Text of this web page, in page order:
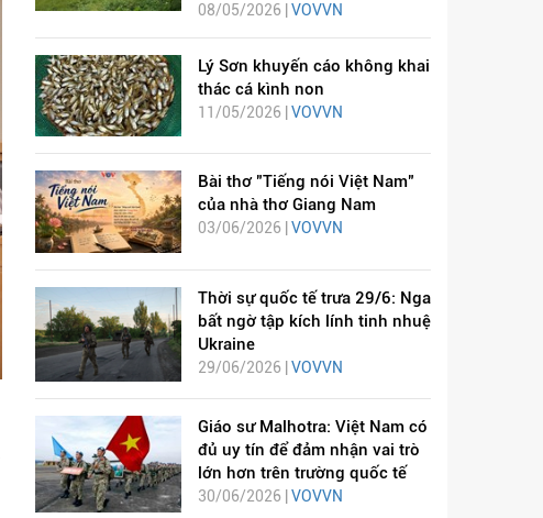
08/05/2026 | VOVVN
Lý Sơn khuyến cáo không khai
thác cá kình non
11/05/2026 | VOVVN
Bài thơ "Tiếng nói Việt Nam"
của nhà thơ Giang Nam
03/06/2026 | VOVVN
Thời sự quốc tế trưa 29/6: Nga
bất ngờ tập kích lính tinh nhuệ
Ukraine
29/06/2026 |VOVVN
Giáo sư Malhotra: Việt Nam có
đủ uy tín để đảm nhận vai trò
lớn hơn trên trường quốc tế
30/06/2026 | VOVVN